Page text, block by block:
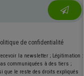
de confidentialité
la newsletter ; Légitimation :
communiquées à des tiers ;
que le reste des droits expliqués